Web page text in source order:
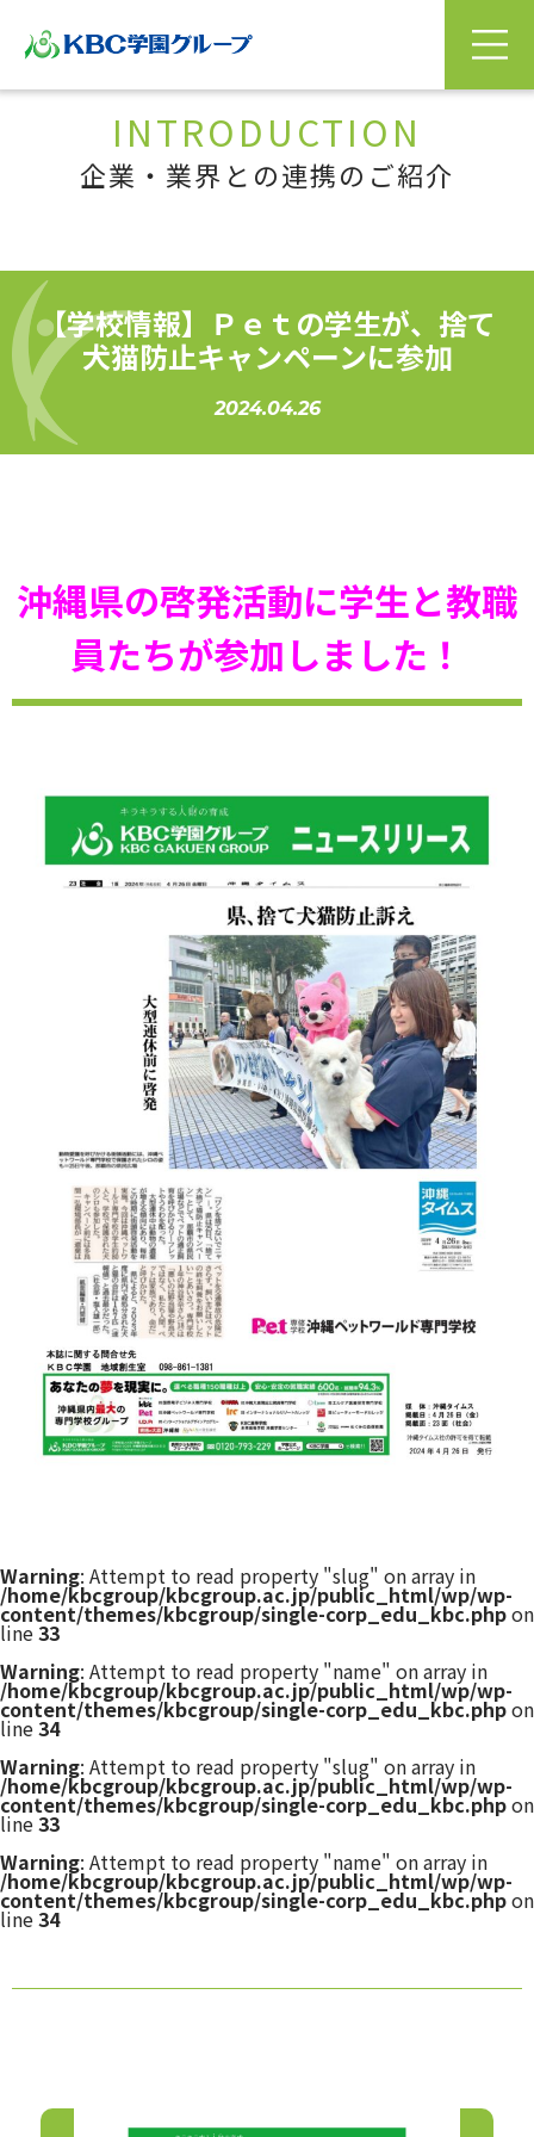
INTRODUCTION
企業・業界との連携のご紹介
【学校情報】Ｐｅｔの学生が、捨て
犬猫防止キャンペーンに参加
2024.04.26
沖縄県の啓発活動に学生と教職
員たちが参加しました！
Warning: Attempt to read property "slug" on array in
/home/kbcgroup/kbcgroup.ac.jp/public_html/wp/wp-
content/themes/kbcgroup/single-corp_edu_kbc.phpon
line33
Warning: Attempt to read property "name" on array in
/home/kbcgroup/kbcgroup.ac.jp/public_html/wp/wp-
content/themes/kbcgroup/single-corp_edu_kbc.phpon
line34
Warning: Attempt to read property "slug" on array in
/home/kbcgroup/kbcgroup.ac.jp/public_html/wp/wp-
content/themes/kbcgroup/single-corp_edu_kbc.phpon
line33
Warning: Attempt to read property "name" on array in
/home/kbcgroup/kbcgroup.ac.jp/public_html/wp/wp-
content/themes/kbcgroup/single-corp_edu_kbc.phpon
line34